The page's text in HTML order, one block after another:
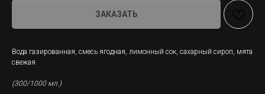
ЗАКАЗАТЬ
Вода газированная, смесь ягодная, лимонный сок, сахарный сироп, мята
свежая
(300/1000 мл.)